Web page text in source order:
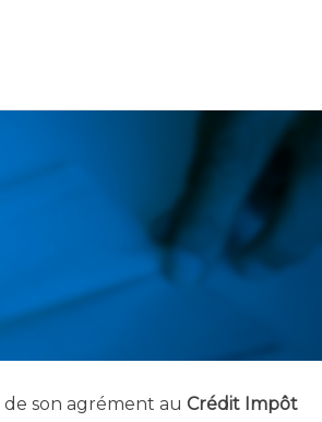
son agrément au Crédit Impôt